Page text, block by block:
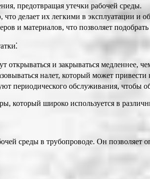
предотвращая утечки рабочей среды.
делает их легкими в эксплуатации и
и материалов, что позволяет
открываться и закрываться медленнее,
налет, который может
периодического обслуживания, чтобы
который широко используется в
среды в трубопроводе. Он позволяет